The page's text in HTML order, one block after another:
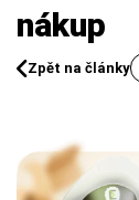
nákup
Zpět na články